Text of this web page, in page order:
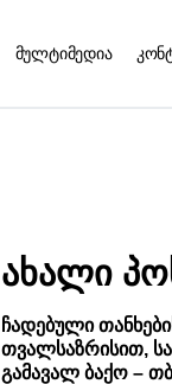
მულტიმედია
ახალი
ჩადებული
თვალსაზრისით,
გამავალ ბაქო –